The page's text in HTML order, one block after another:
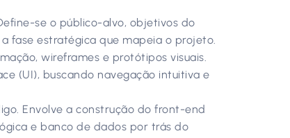
se o público-alvo, objetivos do
fase estratégica que mapeia o projeto.
wireframes e protótipos visuais.
(UI), buscando navegação intuitiva e
Envolve a construção do front-end
e banco de dados por trás do